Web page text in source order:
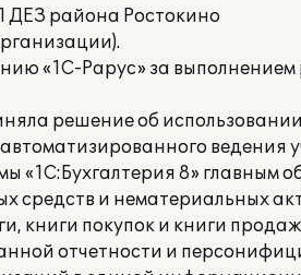
района Ростокино
«1С-Рарус» за
решение об
«1С:Бухгалтерия 8» главным
средств и нематериальных
книги покупок и книги
отчетности и